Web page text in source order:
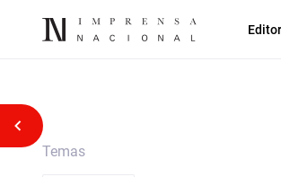
Voltar atrás
Temas